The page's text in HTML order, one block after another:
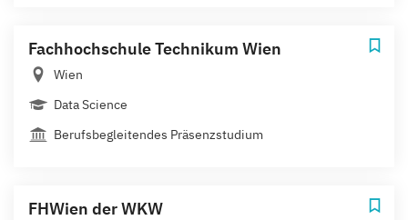
Fachhochschule Technikum Wien
Wien
Data Science
Berufsbegleitendes Präsenzstudium
FHWien der WKW